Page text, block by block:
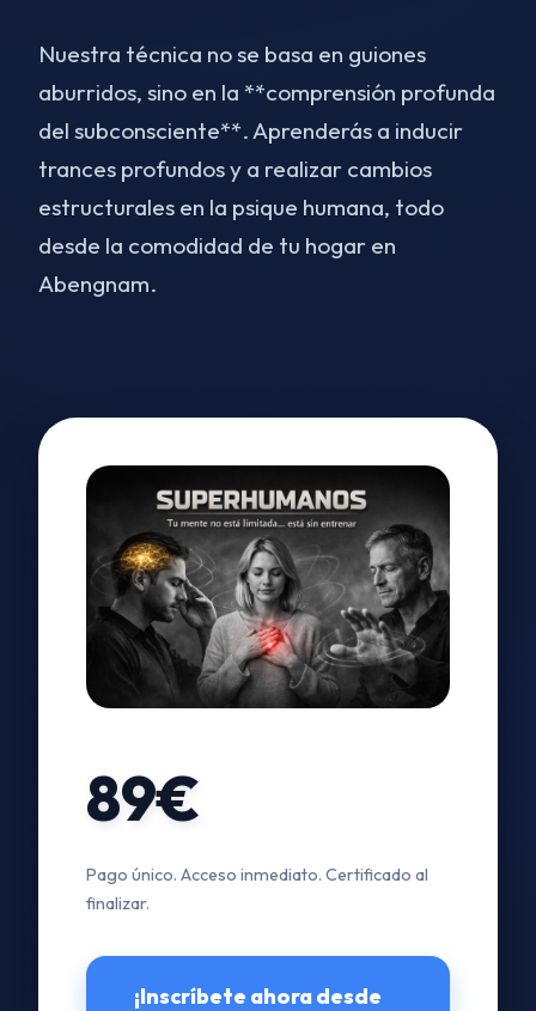
Nuestra técnica no se basa en guiones
aburridos, sino en la **comprensión profunda
del subconsciente**. Aprenderás a inducir
trances profundos y a realizar cambios
estructurales en la psique humana, todo
desde la comodidad de tu hogar en
Abengnam.
89€
Pago único. Acceso inmediato. Certificado al
finalizar.
¡Inscríbete ahora desde